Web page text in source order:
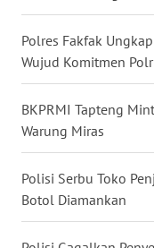
Polres Fakfak
Wujud Komitmen
BKPRMI Tapteng
Warung Miras
Polisi Serbu Toko
Botol Diamankan
WN
KALTARA
WN
KALSEL
WN
KALTIM
WN